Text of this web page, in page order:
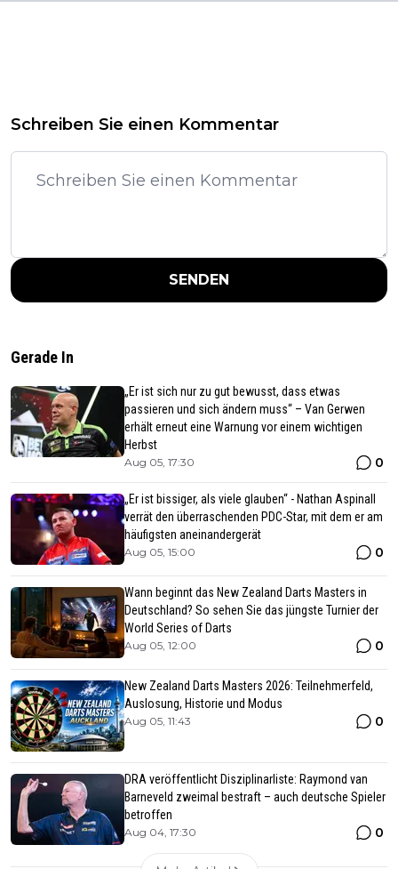
Schreiben Sie einen Kommentar
SENDEN
Gerade In
„Er ist sich nur zu gut bewusst, dass etwas
passieren und sich ändern muss“ – Van Gerwen
erhält erneut eine Warnung vor einem wichtigen
Herbst
Aug 05, 17:30 0
„Er ist bissiger, als viele glauben“ - Nathan Aspinall
verrät den überraschenden PDC-Star, mit dem er am
häufigsten aneinandergerät
Aug 05, 15:00 0
Wann beginnt das New Zealand Darts Masters in
Deutschland? So sehen Sie das jüngste Turnier der
World Series of Darts
Aug 05, 12:00 0
New Zealand Darts Masters 2026: Teilnehmerfeld,
Auslosung, Historie und Modus
Aug 05, 11:43 0
DRA veröffentlicht Disziplinarliste: Raymond van
Barneveld zweimal bestraft – auch deutsche Spieler
betroffen
Aug 04, 17:30 0